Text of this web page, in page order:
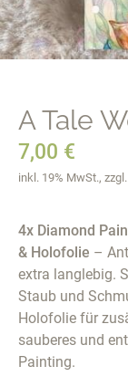
A Tale
7,00 €
inkl. 19% MwSt., zzgl.
4x Diamond
& Holofolie –
extra langlebig.
Staub und
Holofolie für
sauberes und
Painting.